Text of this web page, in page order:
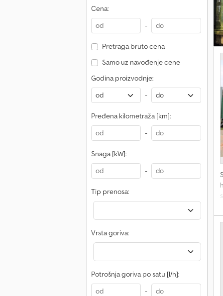
Cena:
-
Pretraga bruto cena
Samo uz navođenje cene
Godina proizvodnje:
-
Pređena kilometraža [km]:
-
Snaga [kW]:
-
Tip prenosa:
Vrsta goriva:
Potrošnja goriva po satu [l/h]:
-